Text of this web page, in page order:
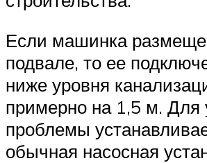
Если машинка
подвале, то ее
ниже уровня
примерно на 1,5 м. Для
проблемы
обычная насосная